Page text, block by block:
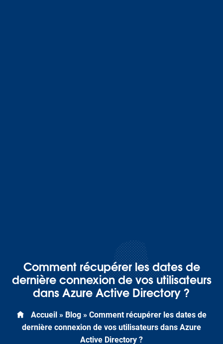
Comment récupérer les dates de
dernière connexion de vos utilisateurs
dans Azure Active Directory ?
Accueil » Blog » Comment récupérer les dates de
dernière connexion de vos utilisateurs dans Azure
Active Directory ?